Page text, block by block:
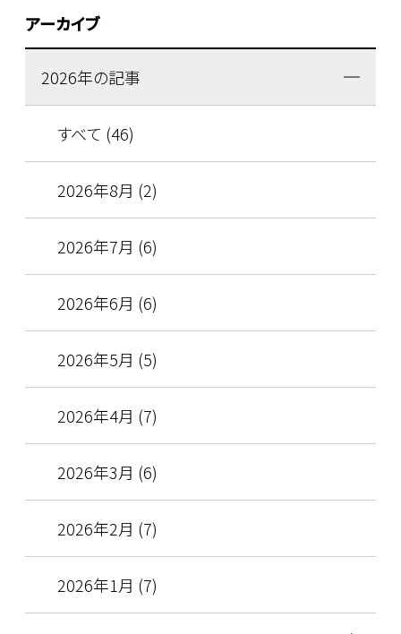
アーカイブ
2026年の記事
すべて (46)
2026年8月 (2)
2026年7月 (6)
2026年6月 (6)
2026年5月 (5)
2026年4月 (7)
2026年3月 (6)
2026年2月 (7)
2026年1月 (7)